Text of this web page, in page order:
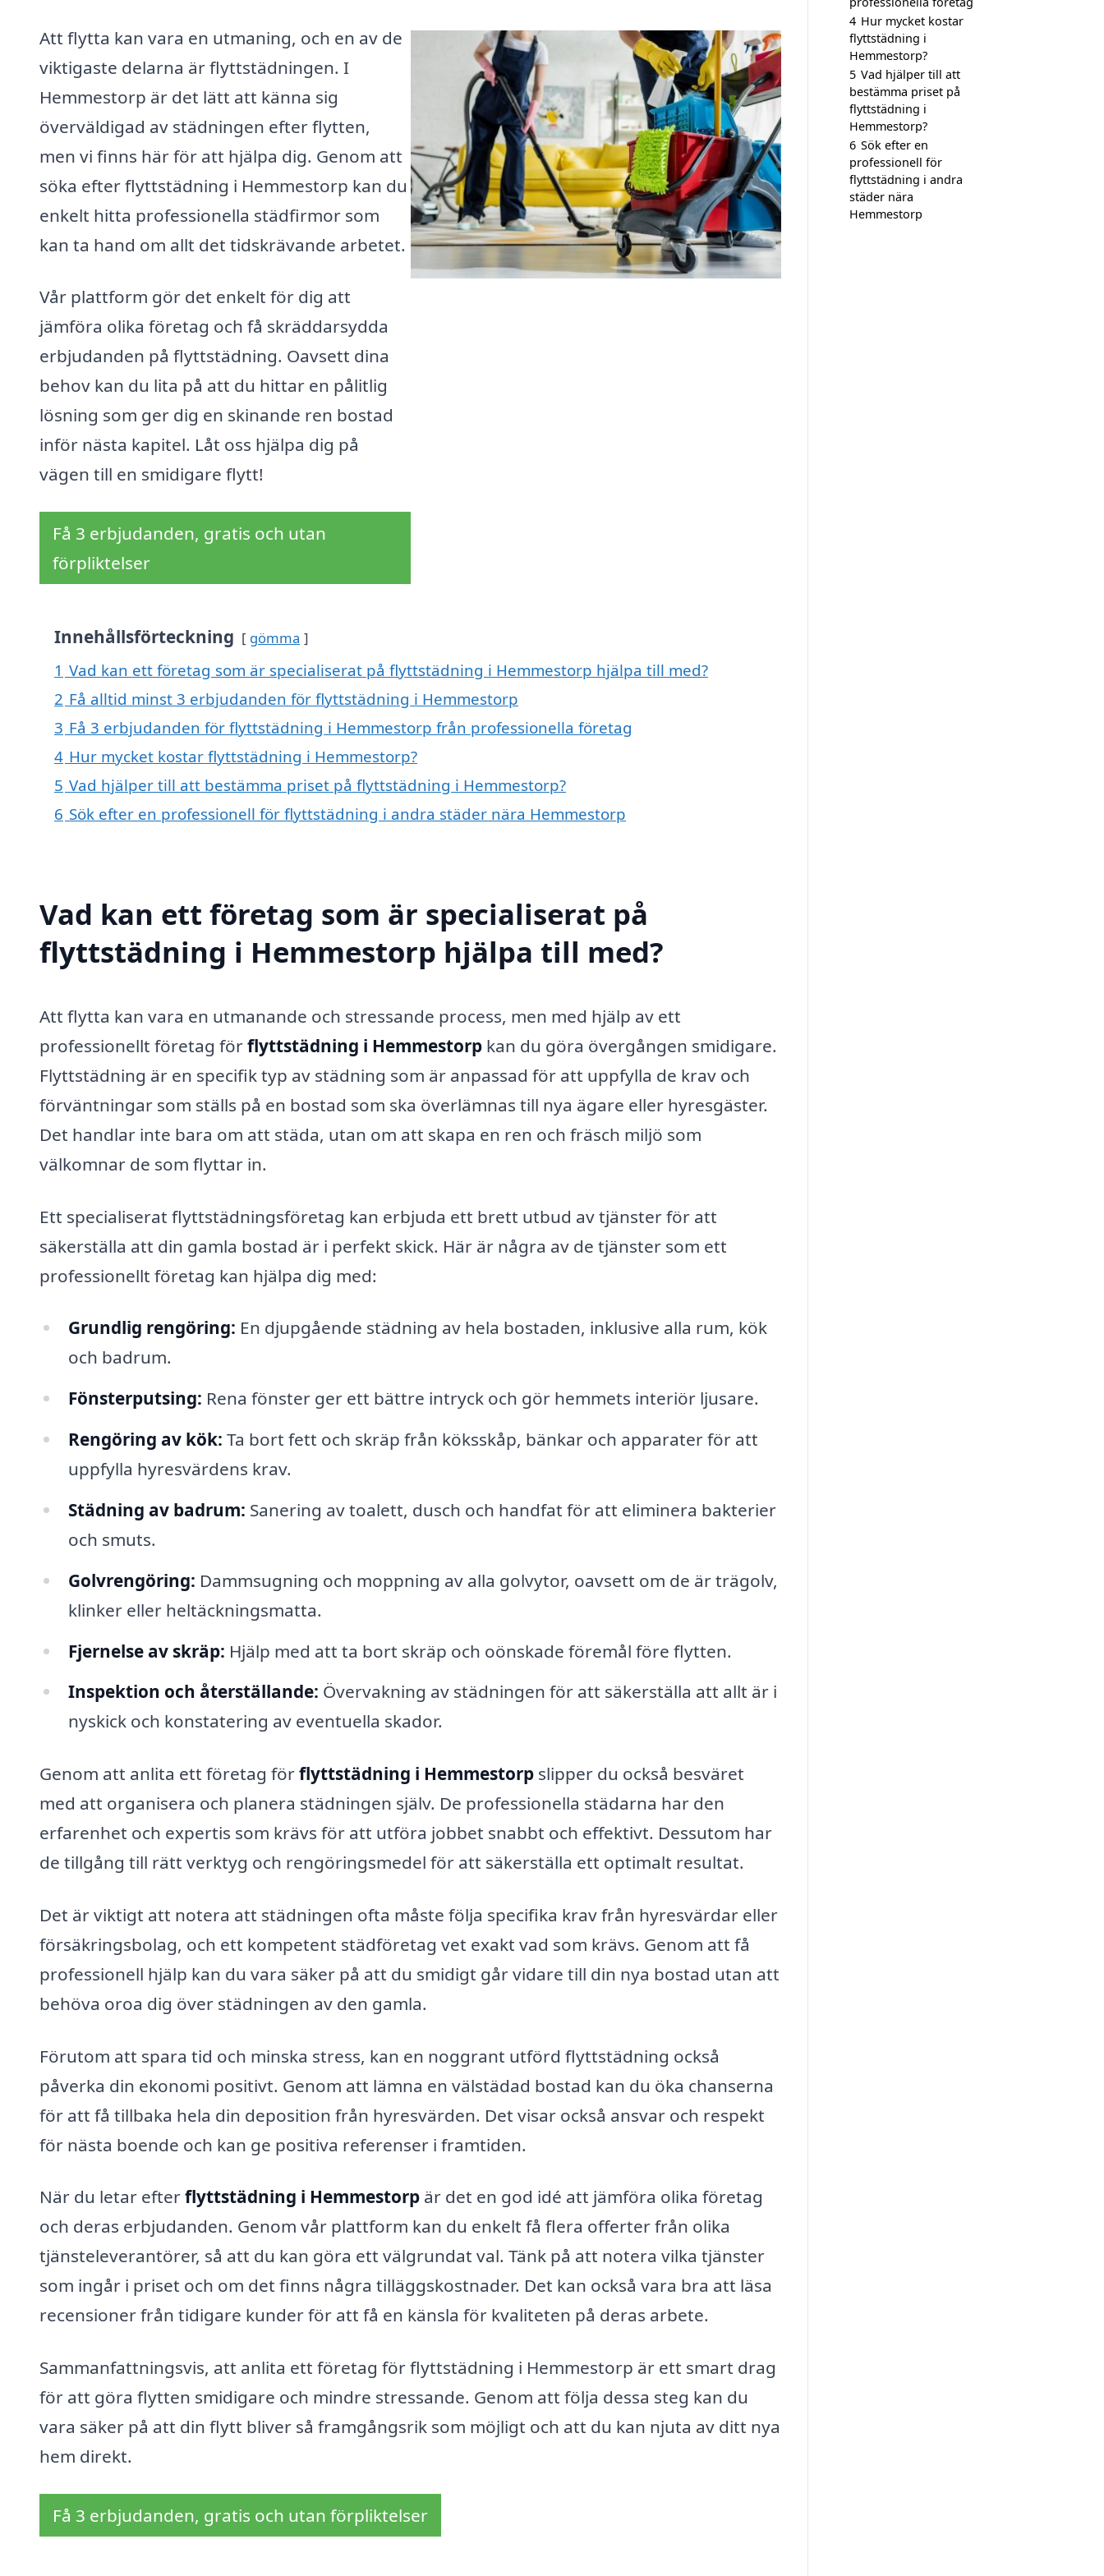
Att flytta kan vara en utmaning, och en av de
viktigaste delarna är flyttstädningen. I
Hemmestorp är det lätt att känna sig
överväldigad av städningen efter flytten,
men vi finns här för att hjälpa dig. Genom att
söka efter flyttstädning i Hemmestorp kan du
enkelt hitta professionella städfirmor som
kan ta hand om allt det tidskrävande arbetet.
Vår plattform gör det enkelt för dig att
jämföra olika företag och få skräddarsydda
erbjudanden på flyttstädning. Oavsett dina
behov kan du lita på att du hittar en pålitlig
lösning som ger dig en skinande ren bostad
inför nästa kapitel. Låt oss hjälpa dig på
vägen till en smidigare flytt!
Få 3 erbjudanden, gratis och utan
förpliktelser
Innehållsförteckning gömma
1 Vad kan ett företag som är specialiserat på flyttstädning i Hemmestorp hjälpa till med?
2 Få alltid minst 3 erbjudanden för flyttstädning i Hemmestorp
3 Få 3 erbjudanden för flyttstädning i Hemmestorp från professionella företag
4 Hur mycket kostar flyttstädning i Hemmestorp?
5 Vad hjälper till att bestämma priset på flyttstädning i Hemmestorp?
6 Sök efter en professionell för flyttstädning i andra städer nära Hemmestorp
Vad kan ett företag som är specialiserat på
flyttstädning i Hemmestorp hjälpa till med?
Att flytta kan vara en utmanande och stressande process, men med hjälp av ett
professionellt företag förflyttstädning i Hemmestorp kan du göra övergången smidigare.
Flyttstädning är en specifik typ av städning som är anpassad för att uppfylla de krav och
förväntningar som ställs på en bostad som ska överlämnas till nya ägare eller hyresgäster.
Det handlar inte bara om att städa, utan om att skapa en ren och fräsch miljö som
välkomnar de som flyttar in.
Ett specialiserat flyttstädningsföretag kan erbjuda ett brett utbud av tjänster för att
säkerställa att din gamla bostad är i perfekt skick. Här är några av de tjänster som ett
professionellt företag kan hjälpa dig med:
Grundlig rengöring: En djupgående städning av hela bostaden, inklusive alla rum, kök
och badrum.
Fönsterputsing: Rena fönster ger ett bättre intryck och gör hemmets interiör ljusare.
Rengöring av kök: Ta bort fett och skräp från köksskåp, bänkar och apparater för att
uppfylla hyresvärdens krav.
Städning av badrum: Sanering av toalett, dusch och handfat för att eliminera bakterier
och smuts.
Golvrengöring: Dammsugning och moppning av alla golvytor, oavsett om de är trägolv,
klinker eller heltäckningsmatta.
Fjernelse av skräp: Hjälp med att ta bort skräp och oönskade föremål före flytten.
Inspektion och återställande: Övervakning av städningen för att säkerställa att allt är i
nyskick och konstatering av eventuella skador.
Genom att anlita ett företag förflyttstädning i Hemmestorp slipper du också besväret
med att organisera och planera städningen själv. De professionella städarna har den
erfarenhet och expertis som krävs för att utföra jobbet snabbt och effektivt. Dessutom har
de tillgång till rätt verktyg och rengöringsmedel för att säkerställa ett optimalt resultat.
Det är viktigt att notera att städningen ofta måste följa specifika krav från hyresvärdar eller
försäkringsbolag, och ett kompetent städföretag vet exakt vad som krävs. Genom att få
professionell hjälp kan du vara säker på att du smidigt går vidare till din nya bostad utan att
behöva oroa dig över städningen av den gamla.
Förutom att spara tid och minska stress, kan en noggrant utförd flyttstädning också
påverka din ekonomi positivt. Genom att lämna en välstädad bostad kan du öka chanserna
för att få tillbaka hela din deposition från hyresvärden. Det visar också ansvar och respekt
för nästa boende och kan ge positiva referenser i framtiden.
När du letar efterflyttstädning i Hemmestorp är det en god idé att jämföra olika företag
och deras erbjudanden. Genom vår plattform kan du enkelt få flera offerter från olika
tjänsteleverantörer, så att du kan göra ett välgrundat val. Tänk på att notera vilka tjänster
som ingår i priset och om det finns några tilläggskostnader. Det kan också vara bra att läsa
recensioner från tidigare kunder för att få en känsla för kvaliteten på deras arbete.
Sammanfattningsvis, att anlita ett företag för flyttstädning i Hemmestorp är ett smart drag
för att göra flytten smidigare och mindre stressande. Genom att följa dessa steg kan du
vara säker på att din flytt bliver så framgångsrik som möjligt och att du kan njuta av ditt nya
hem direkt.
Få 3 erbjudanden, gratis och utan förpliktelser
4 Hur mycket kostar
flyttstädning i
Hemmestorp?
5 Vad hjälper till att
bestämma priset på
flyttstädning i
Hemmestorp?
6 Sök efter en
professionell för
flyttstädning i andra
städer nära
Hemmestorp